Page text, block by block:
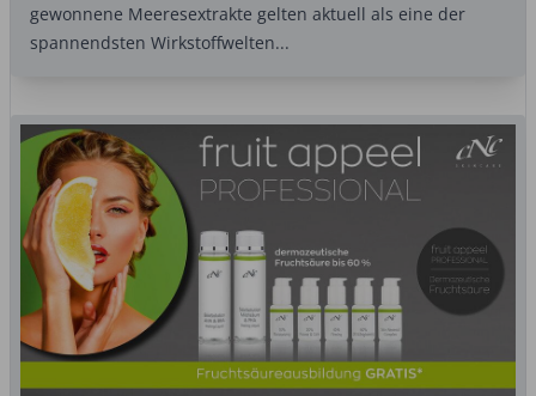
gewonnene Meeresextrakte gelten aktuell als eine der
spannendsten Wirkstoffwelten...